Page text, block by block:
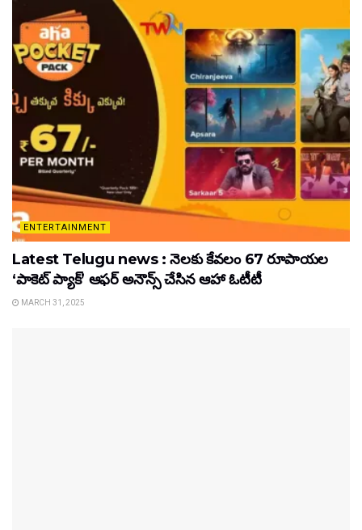
ENTERTAINMENT
Latest Telugu news : నెలకు కేవలం 67 రూపాయల
‘పాకెట్ ప్యాక్’ ఆఫర్ అనౌన్స్ చేసిన ఆహా ఓటీటీ
MARCH 31, 2025